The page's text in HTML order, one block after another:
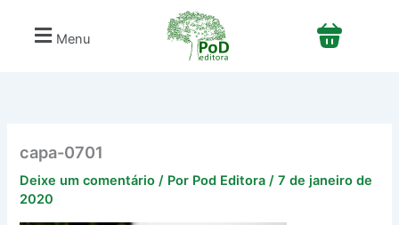
Menu
capa-0701
Deixe um comentário / Por Pod Editora/7 de janeiro de
2020